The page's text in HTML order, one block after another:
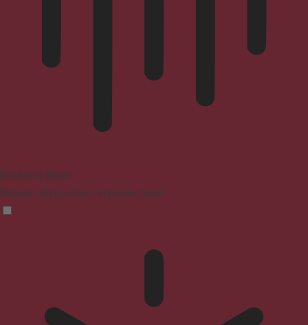
Blindness Mode
Reduces distractions, improves focus